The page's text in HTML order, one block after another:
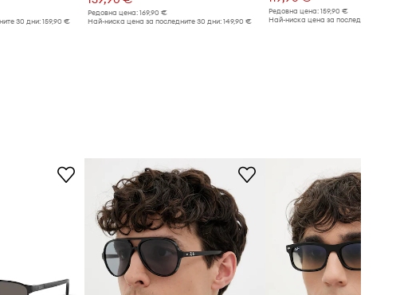
30 дни: 159,90 €
Редовна цена:169,90 €
Най-ниска цена за последните 30 дни:149,90 €
Редовна цена: 159,90 €
Най-ниска цена за последните 30